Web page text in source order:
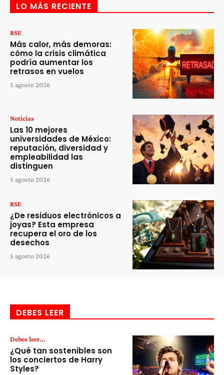
LO MÁS RECIENTE
RSE
Más calor, más demoras:
cómo la crisis climática
podría aumentar los
retrasos en vuelos
5 agosto 2026
Noticias
Las 10 mejores
universidades de México:
reputación, diversidad y
empleabilidad las
distinguen
5 agosto 2026
RSE
¿De residuos electrónicos a
joyas? Esta empresa
recupera el oro de los
desechos
5 agosto 2026
DEBES LEER
Debes leer...
¿Qué tan sostenibles son
los conciertos de Harry
Styles?